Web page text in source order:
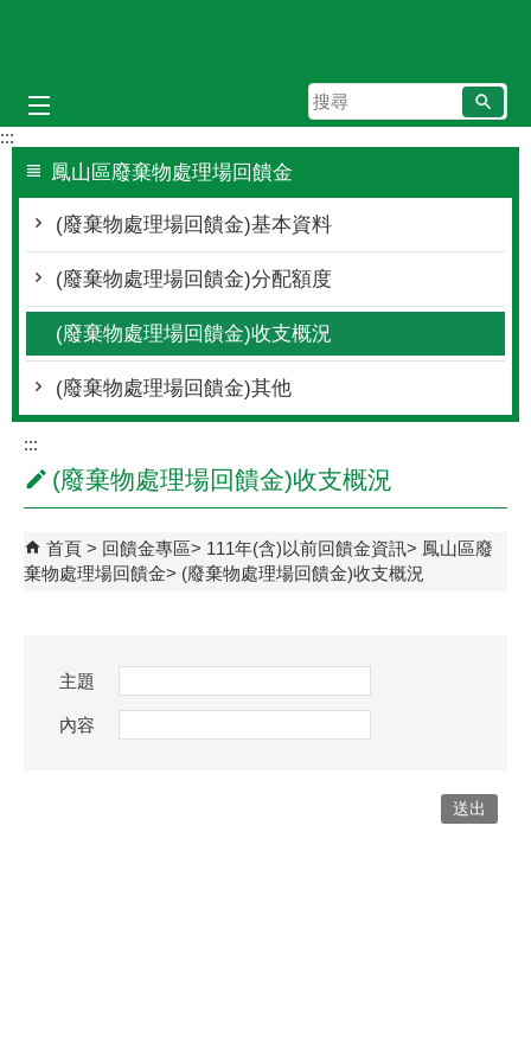
搜
尋
:::
鳳山區廢棄物處理場回饋金
(廢棄物處理場回饋金)基本資料
(廢棄物處理場回饋金)分配額度
(廢棄物處理場回饋金)收支概況
(廢棄物處理場回饋金)其他
:::
(廢棄物處理場回饋金)收支概況
首頁 回饋金專區 111年(含)以前回饋金資訊
鳳山區廢
棄物處理場回饋金
(廢棄物處理場回饋金)收支概況
主題
內容